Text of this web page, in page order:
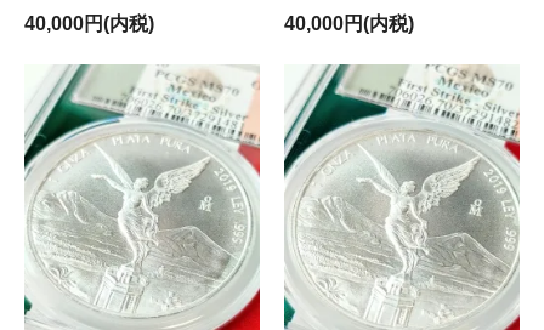
40,000円(内税)
40,000円(内税)